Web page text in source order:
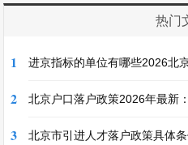
热门
1 进京指标的单位有哪些2026北
2 北京户口落户政策2026年最新
3 北京市引进人才落户政策具体